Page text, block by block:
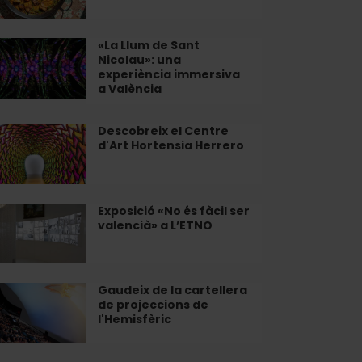
«La Llum de Sant
Nicolau»: una
experiència immersiva
a València
Descobreix el Centre
d'Art Hortensia Herrero
Exposició «No és fàcil ser
valencià» a L’ETNO
Gaudeix de la cartellera
de projeccions de
l'Hemisfèric